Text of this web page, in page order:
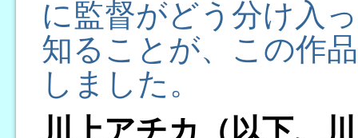
に監督がどう分け入
知ることが、この作
しました。
川上アチカ（以下、